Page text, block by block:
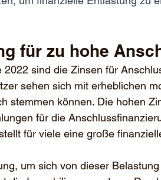
für zu hohe
2022 sind die Zinsen für
sehen sich mit erheblichen
stemmen können. Die hohen
für die
für viele eine große
um sich von dieser